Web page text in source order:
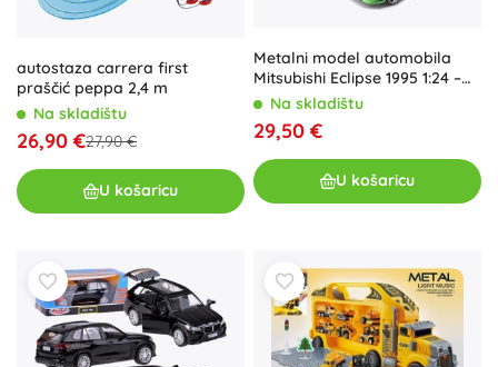
autostaza carrera first
praščić peppa 2,4 m
Na skladištu
26,90 €27,90 €
U košaricu
Metalni model automobila
Mitsubishi Eclipse 1995 1:24 –
Brzi i žestoki
Na skladištu
29,50 €
U košaricu